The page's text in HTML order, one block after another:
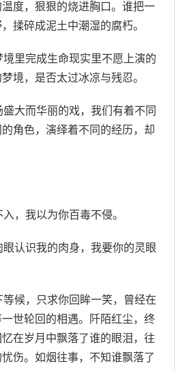
度，狠狠的烧进胸口。谁把一
揉碎成泥土中潮湿的腐朽。
里完成生命现实里不愿上演的
境，是否太过冰凉与残忍。
大而华丽的戏，我们有着不同
角色，演绎着不同的经历，却
，我以为你百毒不侵。
认识我的肉身，我要你的灵眼
候，只求你回眸一笑，曾经在
世轮回的相遇。阡陌红尘，终
在岁月中飘落了谁的眼泪，往
伤。如烟往事，不知谁飘落了